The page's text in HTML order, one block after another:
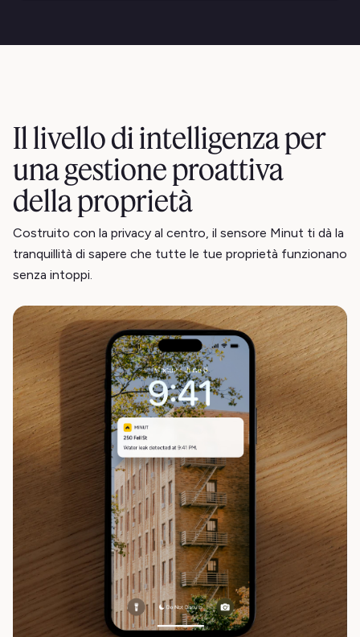
Il livello di intelligenza per
una gestione proattiva
della proprietà
Costruito con la privacy al centro, il sensore Minut ti dà la
tranquillità di sapere che tutte le tue proprietà funzionano
senza intoppi.